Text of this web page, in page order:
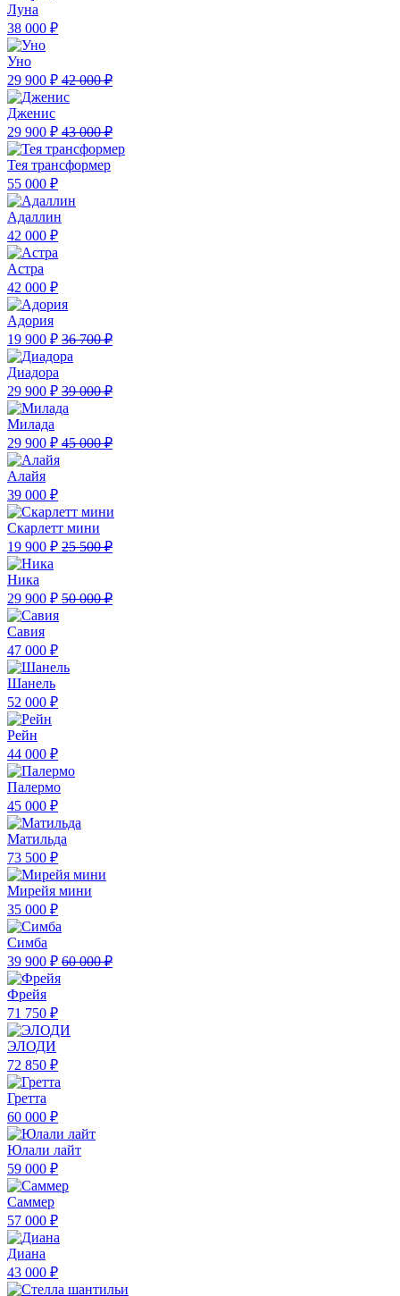
Луна
38 000 ₽
Уно
29 900 ₽ 42 000 ₽
Дженис
29 900 ₽ 43 000 ₽
Тея трансформер
55 000 ₽
Адаллин
42 000 ₽
Астра
42 000 ₽
Адория
19 900 ₽ 36 700 ₽
Диадора
29 900 ₽ 39 000 ₽
Милада
29 900 ₽ 45 000 ₽
Алайя
39 000 ₽
Скарлетт мини
19 900 ₽ 25 500 ₽
Ника
29 900 ₽ 50 000 ₽
Савия
47 000 ₽
Шанель
52 000 ₽
Рейн
44 000 ₽
Палермо
45 000 ₽
Матильда
73 500 ₽
Мирейя мини
35 000 ₽
Симба
39 900 ₽ 60 000 ₽
Фрейя
71 750 ₽
ЭЛОДИ
72 850 ₽
Гретта
60 000 ₽
Юлали лайт
59 000 ₽
Саммер
57 000 ₽
Диана
43 000 ₽